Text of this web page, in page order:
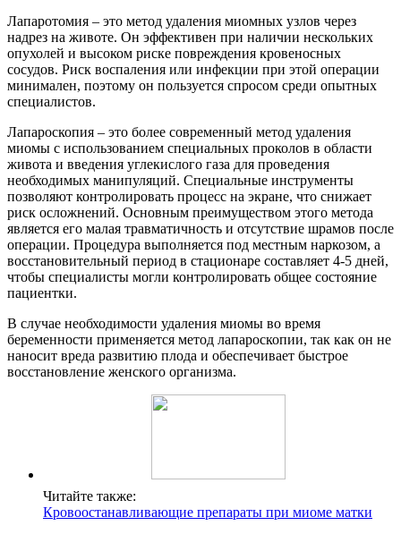
Лапаротомия – это метод удаления миомных узлов через
надрез на животе. Он эффективен при наличии нескольких
опухолей и высоком риске повреждения кровеносных
сосудов. Риск воспаления или инфекции при этой операции
минимален, поэтому он пользуется спросом среди опытных
специалистов.
Лапароскопия – это более современный метод удаления
миомы с использованием специальных проколов в области
живота и введения углекислого газа для проведения
необходимых манипуляций. Специальные инструменты
позволяют контролировать процесс на экране, что снижает
риск осложнений. Основным преимуществом этого метода
является его малая травматичность и отсутствие шрамов после
операции. Процедура выполняется под местным наркозом, а
восстановительный период в стационаре составляет 4-5 дней,
чтобы специалисты могли контролировать общее состояние
пациентки.
В случае необходимости удаления миомы во время
беременности применяется метод лапароскопии, так как он не
наносит вреда развитию плода и обеспечивает быстрое
восстановление женского организма.
Читайте также:
Кровоостанавливающие препараты при миоме матки